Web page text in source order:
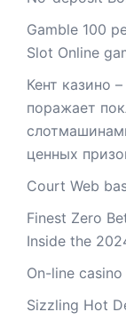
Gamble 100
Slot Online
Кент казино
поражает
ценных
Court Web
Finest Zero
Inside the
On-line
Sizzling Hot